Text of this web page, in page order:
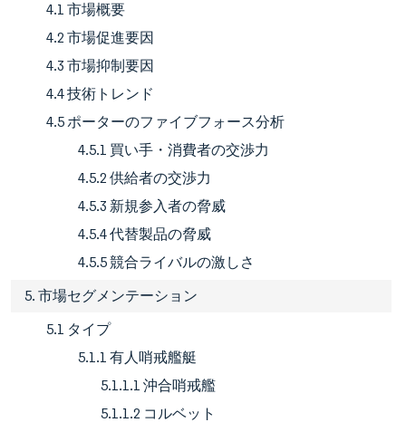
4.1 市場概要
4.2 市場促進要因
4.3 市場抑制要因
4.4 技術トレンド
4.5 ポーターのファイブフォース分析
4.5.1 買い手・消費者の交渉力
4.5.2 供給者の交渉力
4.5.3 新規参入者の脅威
4.5.4 代替製品の脅威
4.5.5 競合ライバルの激しさ
5. 市場セグメンテーション
5.1 タイプ
5.1.1 有人哨戒艦艇
5.1.1.1 沖合哨戒艦
5.1.1.2 コルベット